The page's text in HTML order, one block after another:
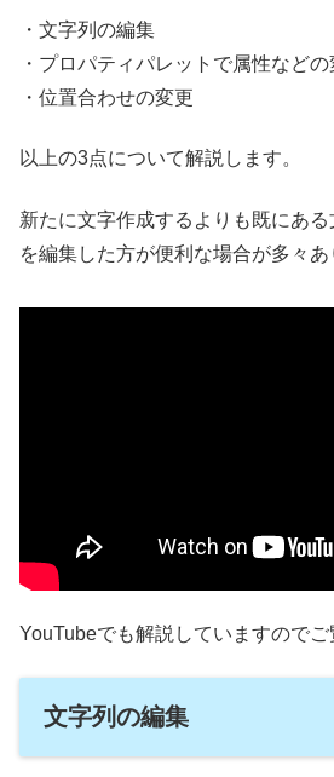
・文字列の編集
・プロパティパレットで属性などの
・位置合わせの変更
以上の3点について解説します。
新たに文字作成するよりも既にあ
を編集した方が便利な場合が多々あ
YouTubeでも解説していますのでご
文字列の編集